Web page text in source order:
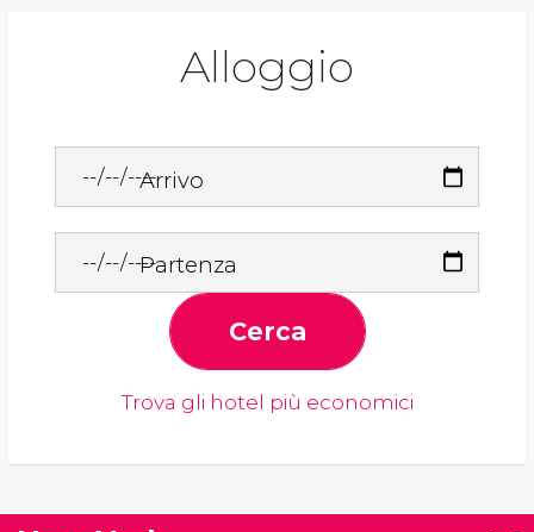
Alloggio
Arrivo
Partenza
Cerca
Trova gli hotel più economici